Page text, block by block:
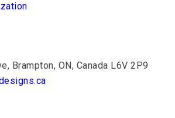
Brampton, ON, Canada L6V 2P9